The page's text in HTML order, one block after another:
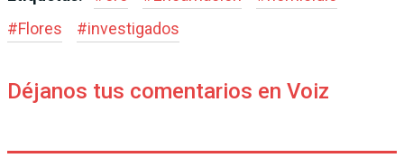
#Flores #investigados
Déjanos tus comentarios en Voiz